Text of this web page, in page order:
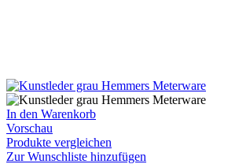
In den Warenkorb
Vorschau
Produkte vergleichen
Zur Wunschliste hinzufügen